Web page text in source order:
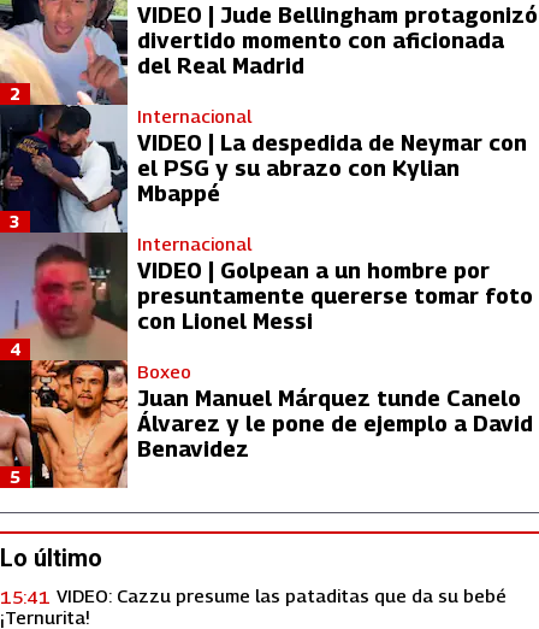
VIDEO | Jude Bellingham protagonizó
divertido momento con aficionada
del Real Madrid
2
Internacional
VIDEO | La despedida de Neymar con
el PSG y su abrazo con Kylian
Mbappé
3
Internacional
VIDEO | Golpean a un hombre por
presuntamente quererse tomar foto
con Lionel Messi
4
Boxeo
Juan Manuel Márquez tunde Canelo
Álvarez y le pone de ejemplo a David
Benavidez
5
Lo último
VIDEO: Cazzu presume las pataditas que da su bebé
¡Ternurita!
15:41